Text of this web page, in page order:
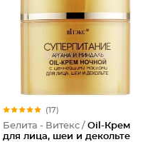
(17)
Белита - Витекс / Oil-Крем
для лица, шеи и декольте